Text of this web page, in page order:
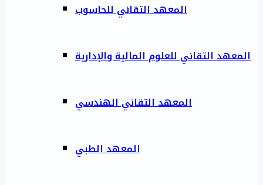
المعهد التقاني للحاسوب
المعهد التقاني للعلوم المالية والإدارية
المعهد التقاني الهندسي
المعهد الطبي